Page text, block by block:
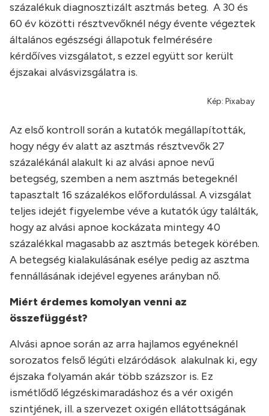
százalékuk diagnosztizált asztmás beteg. A 30 és
60 év közötti résztvevőknél négy évente végeztek
általános egészségi állapotuk felmérésére
kérdőíves vizsgálatot, s ezzel együtt sor került
éjszakai alvásvizsgálatra is.
Kép: Pixabay
Az első kontroll során a kutatók megállapították,
hogy négy év alatt az asztmás résztvevők 27
százalékánál alakult ki az alvási apnoe nevű
betegség, szemben a nem asztmás betegeknél
tapasztalt 16 százalékos előfordulással. A vizsgálat
teljes idejét figyelembe véve a kutatók úgy találták,
hogy az alvási apnoe kockázata mintegy 40
százalékkal magasabb az asztmás betegek körében.
A betegség kialakulásának esélye pedig az asztma
fennállásának idejével egyenes arányban nő.
Miért érdemes komolyan venni az
összefüggést?
Alvási apnoe során az arra hajlamos egyéneknél
sorozatos felső légúti elzáródások alakulnak ki, egy
éjszaka folyamán akár több százszor is. Ez
ismétlődő légzéskimaradáshoz és a vér oxigén
szintjének, ill. a szervezet oxigén ellátottságának